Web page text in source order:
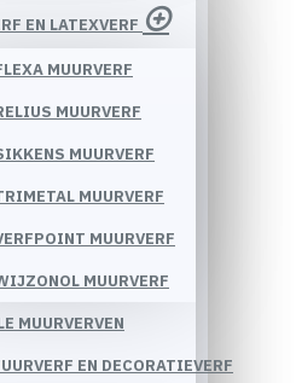
EN LATEXVERF
MUURVERF
MUURVERF
MUURVERF
MUURVERF
MUURVERF
MUURVERF
MUURVERVEN
EN DECORATIEVERF